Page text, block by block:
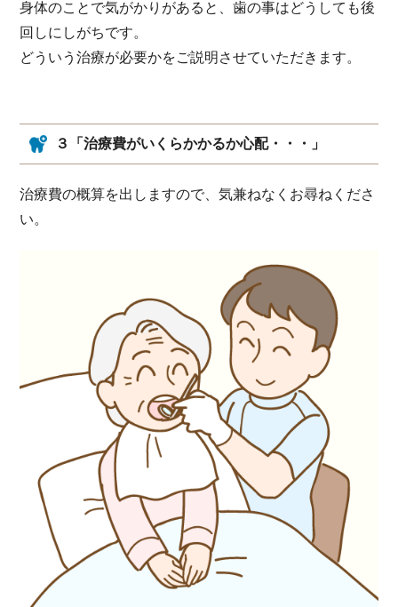
身体のことで気がかりがあると、歯の事はどうしても後
回しにしがちです。
どういう治療が必要かをご説明させていただきます。
３「治療費がいくらかかるか心配・・・」
治療費の概算を出しますので、気兼ねなくお尋ねくださ
い。